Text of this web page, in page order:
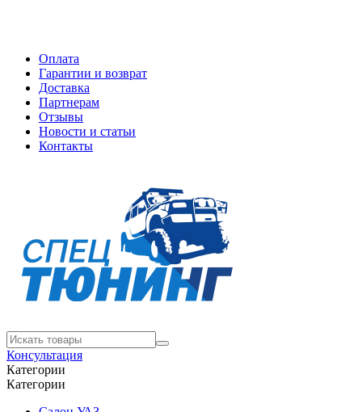
Оплата
Гарантии и возврат
Доставка
Партнерам
Отзывы
Новости и статьи
Контакты
Консультация
Категории
Категории